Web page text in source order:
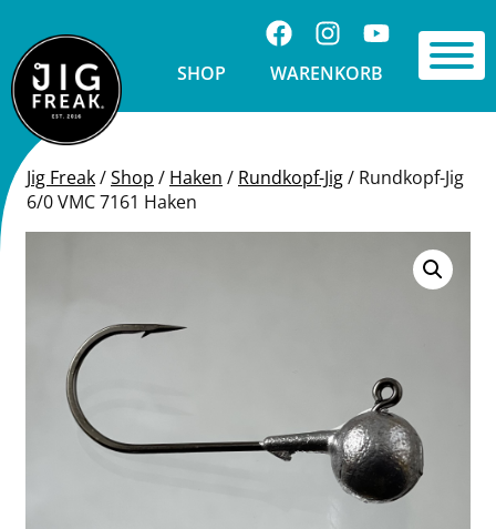
Folge uns auf Facebook
Folge uns auf
Visit us on
SHOP
WARENKORB
Toggle
Jig Freak/Shop / Haken / Rundkopf-Jig/ Rundkopf-Jig
6/0 VMC 7161 Haken